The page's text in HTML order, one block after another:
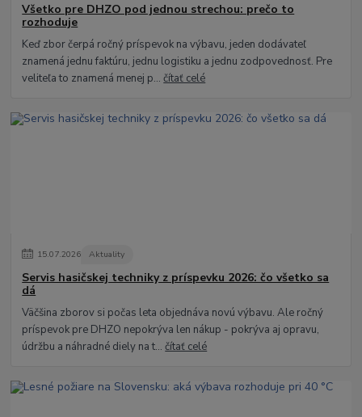
Všetko pre DHZO pod jednou strechou: prečo to
rozhoduje
Keď zbor čerpá ročný príspevok na výbavu, jeden dodávateľ
znamená jednu faktúru, jednu logistiku a jednu zodpovednosť. Pre
veliteľa to znamená menej p...čítať celé
15.07.2026 Aktuality
Servis hasičskej techniky z príspevku 2026: čo všetko sa
dá
Väčšina zborov si počas leta objednáva novú výbavu. Ale ročný
príspevok pre DHZO nepokrýva len nákup - pokrýva aj opravu,
údržbu a náhradné diely na t...čítať celé